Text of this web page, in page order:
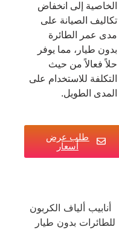
الخاصية إلى انخفاض
تكاليف الصيانة على
مدى عمر الطائرة
بدون طيار، مما يوفر
حلاً فعالاً من حيث
التكلفة للاستخدام على
المدى الطويل.
طلب عرض
أسعار